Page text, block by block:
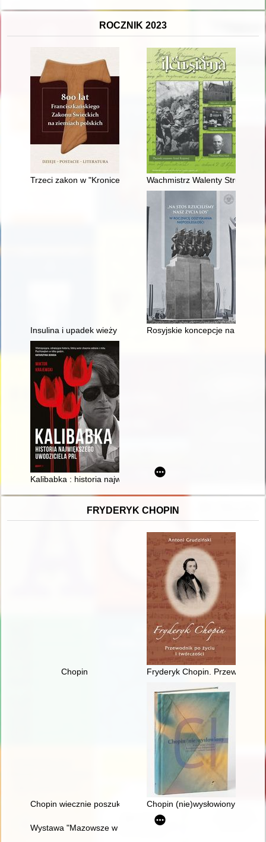
ROCZNIK 2023
Trzeci zakon w "Kronice" Jana Komorowskiego
Wachmistrz Walenty Struzik -
Insulina i upadek wieży z kości słoniowej : rzecz o
Rosyjskie koncepcje na temat
Kalibabka : historia największego uwodziciela PRL
FRYDERYK CHOPIN
Chopin Fryderyk Chopin. Przewodnik
Chopin wiecznie poszukiwany. Historia Międzynarodowego
Chopin (nie)wysłowiony :
Wystawa "Mazowsze w czasach Chopina" - połączenie